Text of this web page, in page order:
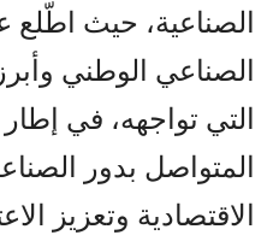
الصناعية، حيث اطّلع
الصناعي الوطني
التي تواجهه، في
المتواصل بدور
الاقتصادية وتعزيز